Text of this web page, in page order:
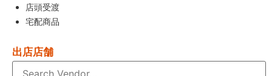
店頭受渡
宅配商品
出店店舗